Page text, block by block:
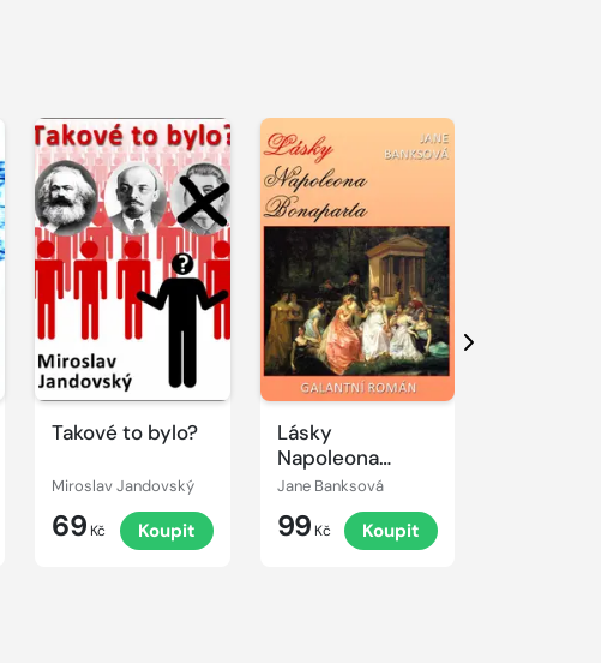
Takové to bylo?
Miroslav Jandovský
69 Kč Koupit
Lásky
Napoleona
Bonaparta
Jane Banksová
99 Kč Koupit
Další